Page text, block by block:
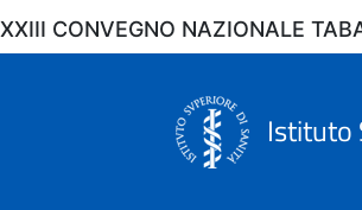
Eventi
XXIII CONVEGNO NAZIONALE
Istituto